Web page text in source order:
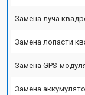
Замена луча
Замена лопасти
Замена GPS-
Замена